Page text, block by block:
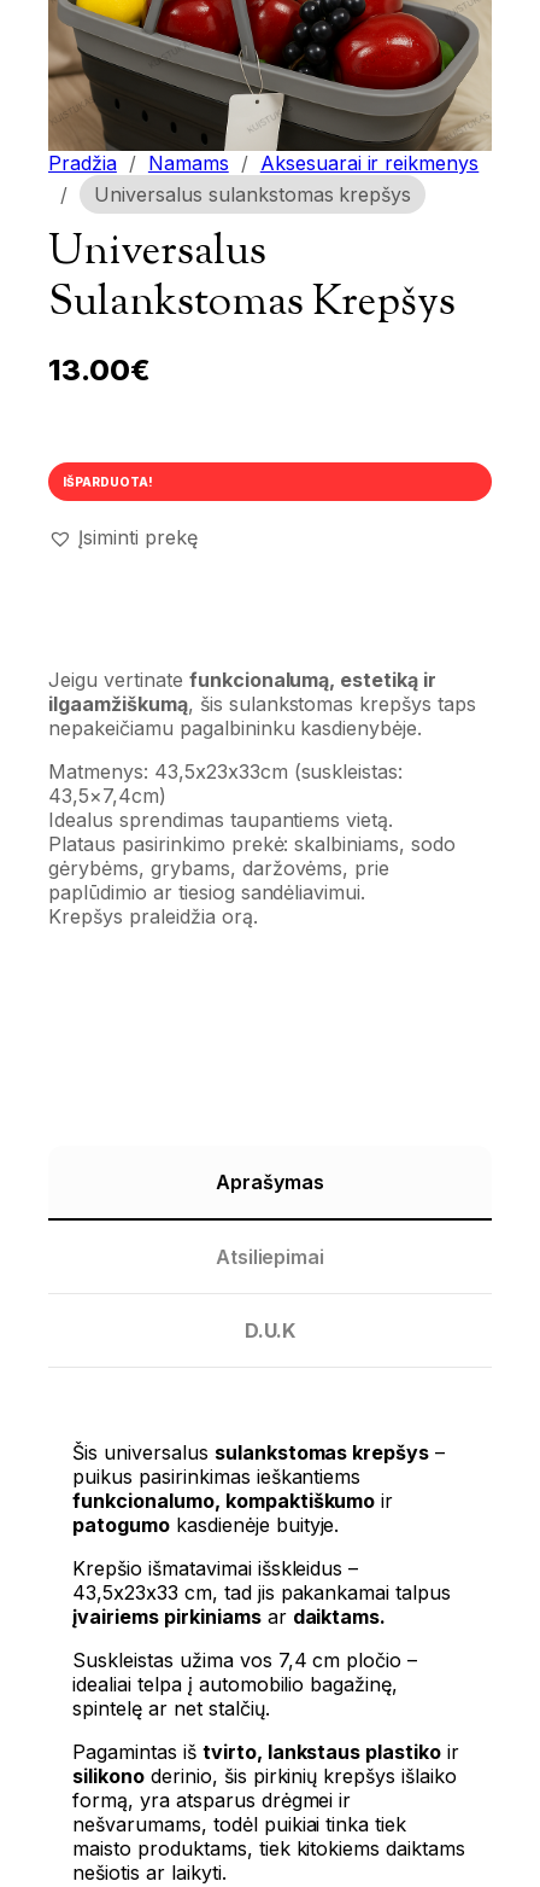
Pradžia / Namams / Aksesuarai ir reikmenys
/
Universalus sulankstomas krepšys
Universalus
Sulankstomas Krepšys
13.00€
IŠPARDUOTA!
Įsiminti prekę
Jeigu vertinate funkcionalumą, estetiką ir
ilgaamžiškumą, šis sulankstomas krepšys taps
nepakeičiamu pagalbininku kasdienybėje.
Matmenys: 43,5x23x33cm (suskleistas:
43,5×7,4cm)
Idealus sprendimas taupantiems vietą.
Plataus pasirinkimo prekė: skalbiniams, sodo
gėrybėms, grybams, daržovėms, prie
paplūdimio ar tiesiog sandėliavimui.
Krepšys praleidžia orą.
Aprašymas
Atsiliepimai
D.U.K
Šis universalus sulankstomas krepšys –
puikus pasirinkimas ieškantiems
funkcionalumo, kompaktiškumo ir
patogumokasdienėje buityje.
Krepšio išmatavimai išskleidus –
43,5x23x33 cm, tad jis pakankamai talpus
įvairiems pirkiniamsar daiktams.
Suskleistas užima vos 7,4 cm pločio –
idealiai telpa į automobilio bagažinę,
spintelę ar net stalčių.
Pagamintas iš tvirto, lankstaus plastiko ir
silikonoderinio, šis pirkinių krepšys išlaiko
formą, yra atsparus drėgmei ir
nešvarumams, todėl puikiai tinka tiek
maisto produktams, tiek kitokiems daiktams
nešiotis ar laikyti.